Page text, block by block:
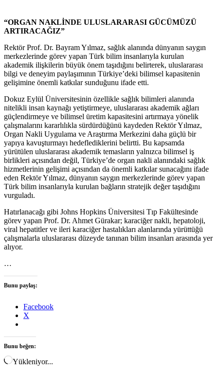
“ORGAN NAKLİNDE ULUSLARARASI GÜCÜMÜZÜ
ARTIRACAĞIZ”
Rektör Prof. Dr. Bayram Yılmaz, sağlık alanında dünyanın saygın
merkezlerinde görev yapan Türk bilim insanlarıyla kurulan
akademik ilişkilerin büyük önem taşıdığını belirterek, uluslararası
bilgi ve deneyim paylaşımının Türkiye’deki bilimsel kapasitenin
gelişimine önemli katkılar sunduğunu ifade etti.
Dokuz Eylül Üniversitesinin özellikle sağlık bilimleri alanında
nitelikli insan kaynağı yetiştirmeye, uluslararası akademik ağları
güçlendirmeye ve bilimsel üretim kapasitesini artırmaya yönelik
çalışmalarını kararlılıkla sürdürdüğünü kaydeden Rektör Yılmaz,
Organ Nakli Uygulama ve Araştırma Merkezini daha güçlü bir
yapıya kavuşturmayı hedeflediklerini belirtti. Bu kapsamda
yürütülen uluslararası akademik temasların yalnızca bilimsel iş
birlikleri açısından değil, Türkiye’de organ nakli alanındaki sağlık
hizmetlerinin gelişimi açısından da önemli katkılar sunacağını ifade
eden Rektör Yılmaz, dünyanın saygın merkezlerinde görev yapan
Türk bilim insanlarıyla kurulan bağların stratejik değer taşıdığını
vurguladı.
Hatırlanacağı gibi Johns Hopkins Üniversitesi Tıp Fakültesinde
görev yapan Prof. Dr. Ahmet Gürakar; karaciğer nakli, hepatoloji,
viral hepatitler ve ileri karaciğer hastalıkları alanlarında yürüttüğü
çalışmalarla uluslararası düzeyde tanınan bilim insanları arasında yer
alıyor.
…
Bunu paylaş:
Facebook
X
Bunu beğen:
Yükleniyor...